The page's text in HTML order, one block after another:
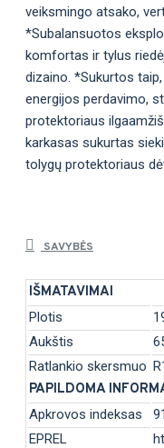
veiksmingo atsako,
*Subalansuotos
komfortas ir tylus
dizaino. *Sukurtos
energijos perdavimo,
protektoriaus
karkasas sukurtas
tolygų protektoriaus
SAVYBĖS
IŠMATAVIMAI
Plotis
Aukštis
Ratlankio skersmuo
PAPILDOMA
Apkrovos indeksas
EPREL